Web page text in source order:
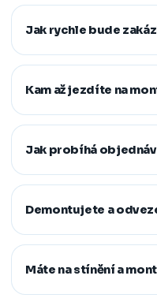
Konečná cena se odvíjí
vodicích lišt, rozměru
Přesnou cenovou
Jak rychle bude
Standardní dodací lhůta
zabere 1–2 hodiny, větší
jednoho dne. Pokud na
Kam až jezdíte na
Působíme především v
Pardubickém a
rámci našeho regionu
Jak probíhá
Stačí nám zavolat,
formulář. Po výběru
doplatek hradíte až po
hotové a vy spokojení.
Demontujete a
Ano. Staré žaluzie nebo
předem říct a o všechno
žádné starosti navíc.
Máte na stínění a